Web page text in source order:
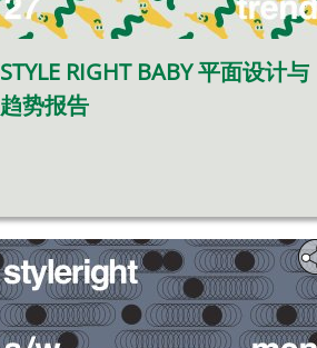
STYLE RIGHT BABY 平面设计与
趋势报告